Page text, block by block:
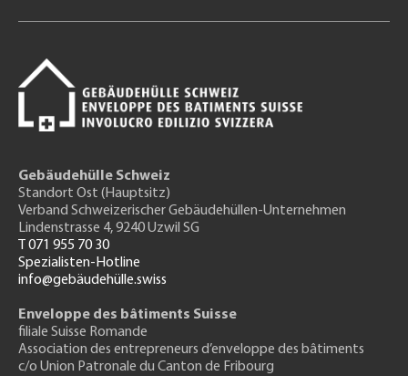
Gebäudehülle Schweiz
Standort Ost (Hauptsitz)
Verband Schweizerischer Gebäudehüllen-Unternehmen
Lindenstrasse 4, 9240 Uzwil SG
T 071 955 70 30
Spezialisten-Hotline
info@gebäudehülle.swiss
Enveloppe des bâtiments Suisse
filiale Suisse Romande
Association des entrepreneurs d’enveloppe des bâtiments
c/o Union Patronale du Canton de Fribourg